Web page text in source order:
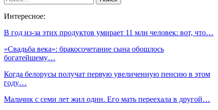
Интересное:
В год из-за этих продуктов умирает 11 млн человек: вот, что…
«Свадьба века»: бракосочетание сына обошлось
богатейшему…
Когда белорусы получат первую увеличенную пенсию в этом
году…
Мальчик с семи лет жил один. Его мать переехала в другой…